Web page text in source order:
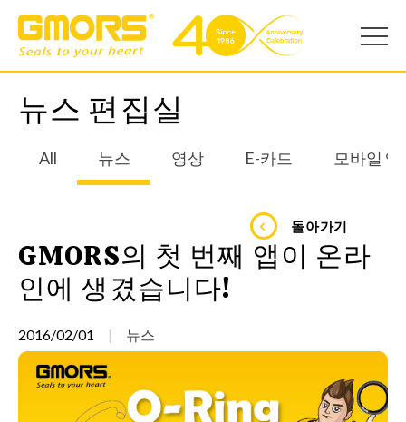
뉴스 편집실
All 뉴스 영상 E-카드 모바일 앱
돌아가기
GMORS의 첫 번째 앱이 온라
인에 생겼습니다!
2016/02/01 뉴스